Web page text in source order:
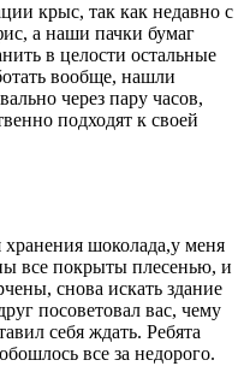
крыс, так как недавно с
а наши пачки бумаг
в целости остальные
вообще, нашли
через пару часов,
подходят к своей
шоколада,у меня
все покрыты плесенью, и
снова искать здание
посоветовал вас, чему
себя ждать. Ребята
все за недорого.